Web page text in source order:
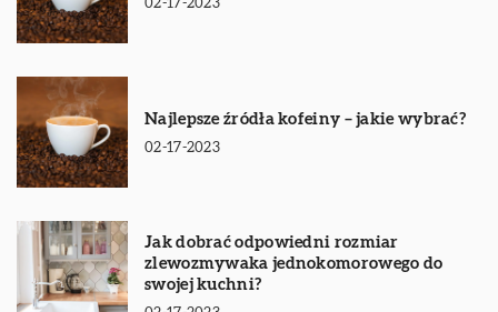
02-17-2023
Najlepsze źródła kofeiny – jakie wybrać?
02-17-2023
Jak dobrać odpowiedni rozmiar
zlewozmywaka jednokomorowego do
swojej kuchni?